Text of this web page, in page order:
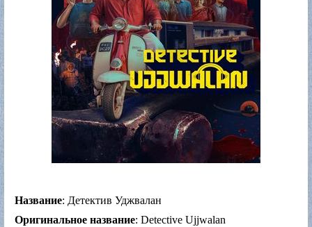
Название: Детектив Уджвалан
Оригинальное название: Detective Ujjwalan